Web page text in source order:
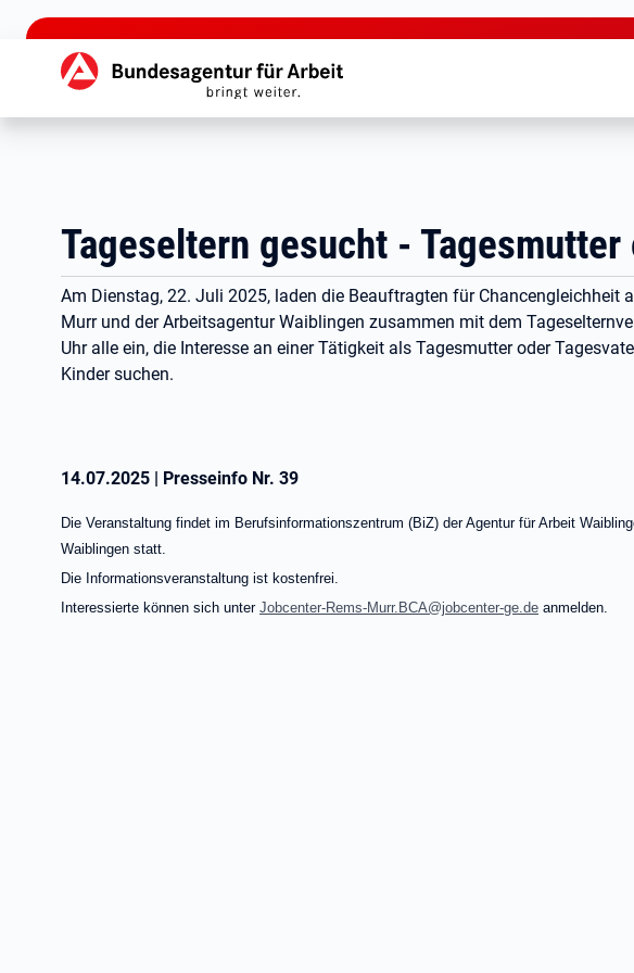
zu den Hauptinhalten springen
Hauptnavigation
Tageseltern gesucht -
Am Dienstag, 22. Juli 2025, laden die Beauftragten für Chancengleichheit
Murr und der Arbeitsagentur Waiblingen zusammen mit dem
Uhr alle ein, die Interesse an einer Tätigkeit als Tagesmutter oder
Kinder suchen.
14.07.2025 | Presseinfo Nr. 39
Die Veranstaltung findet im Berufsinformationszentrum (BiZ) der Agentur für Arbeit
Waiblingen statt.
Die Informationsveranstaltung ist kostenfrei.
Interessierte können sich unter Jobcenter-Rems-Murr.BCA@jobcenter-ge.de anmelden.